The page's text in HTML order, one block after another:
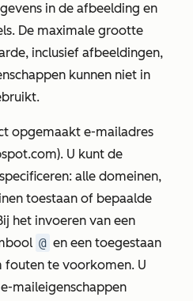
in de afbeelding en
De maximale grootte
inclusief afbeeldingen,
kunnen niet in
opgemaakt e-mailadres
). U kunt de
alle domeinen,
toestaan of bepaalde
het invoeren van een
@ en een toegestaan
te voorkomen. U
maileigenschappen